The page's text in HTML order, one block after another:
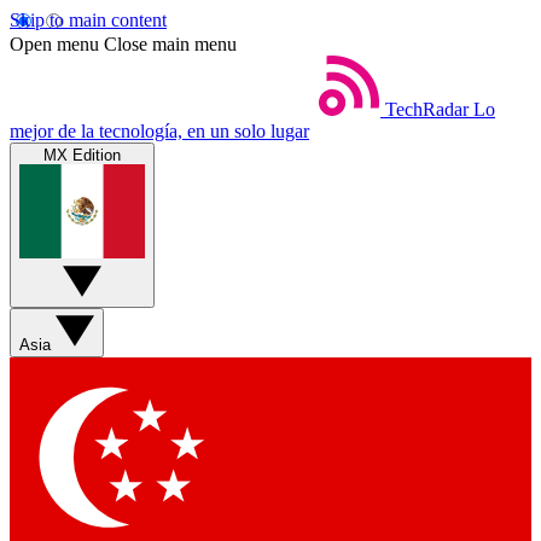
Skip to main content
Open menu Close main menu
TechRadar Lo
mejor de la tecnología, en un solo lugar
MX Edition
Asia